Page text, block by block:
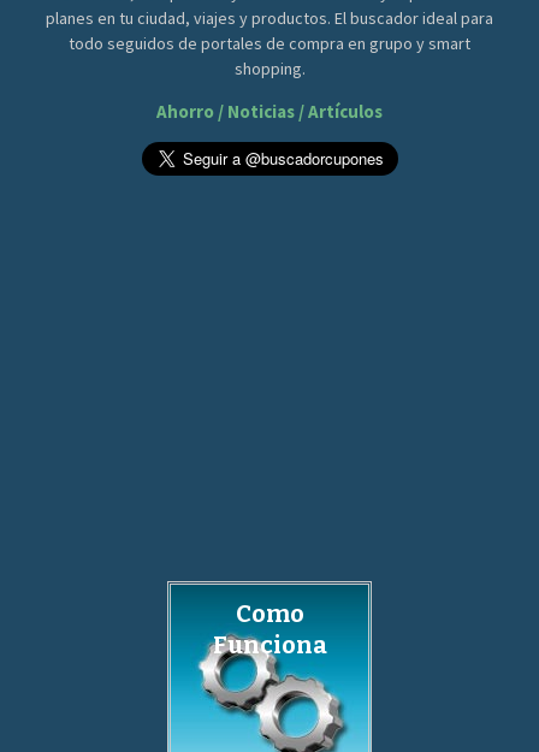
planes en tu ciudad, viajes y productos. El buscador ideal para
todo seguidos de portales de compra en grupo y smart
shopping.
Ahorro / Noticias / Artículos
Como
Funciona